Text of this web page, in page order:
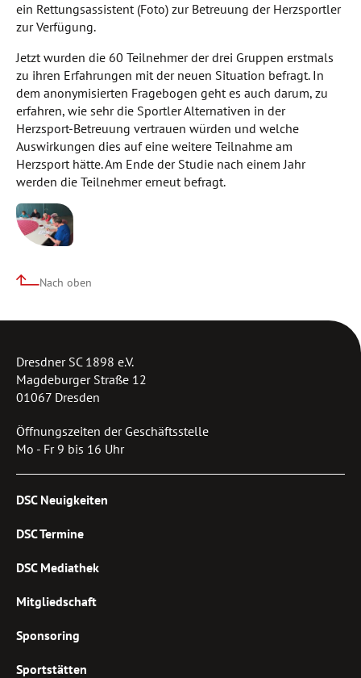
ein Rettungsassistent (Foto) zur Betreuung der Herzsportler
zur Verfügung.
Jetzt wurden die 60 Teilnehmer der drei Gruppen erstmals
zu ihren Erfahrungen mit der neuen Situation befragt. In
dem anonymisierten Fragebogen geht es auch darum, zu
erfahren, wie sehr die Sportler Alternativen in der
Herzsport-Betreuung vertrauen würden und welche
Auswirkungen dies auf eine weitere Teilnahme am
Herzsport hätte. Am Ende der Studie nach einem Jahr
werden die Teilnehmer erneut befragt.
Nach oben
Dresdner SC 1898 e.V.
Magdeburger Straße 12
01067 Dresden
Öffnungszeiten der Geschäftsstelle
Mo - Fr 9 bis 16 Uhr
DSC Neuigkeiten
DSC Termine
DSC Mediathek
Mitgliedschaft
Sponsoring
Sportstätten